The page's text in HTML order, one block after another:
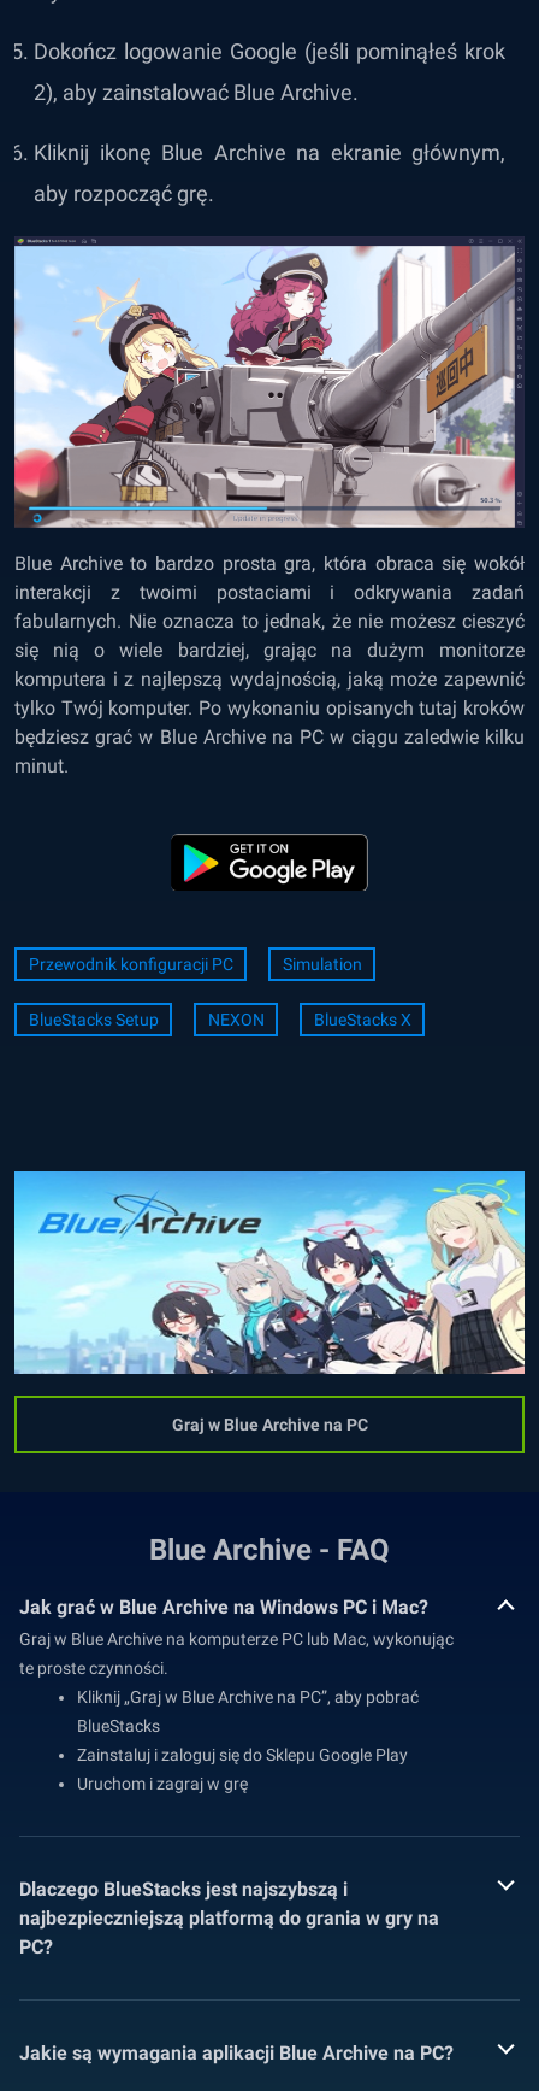
Dokończ logowanie Google (jeśli pominąłeś krok
2), aby zainstalować Blue Archive.
Kliknij ikonę Blue Archive na ekranie głównym,
aby rozpocząć grę.
Blue Archive to bardzo prosta gra, która obraca się wokół
interakcji z twoimi postaciami i odkrywania zadań
fabularnych. Nie oznacza to jednak, że nie możesz cieszyć
się nią o wiele bardziej, grając na dużym monitorze
komputera i z najlepszą wydajnością, jaką może zapewnić
tylko Twój komputer. Po wykonaniu opisanych tutaj kroków
będziesz grać w Blue Archive na PC w ciągu zaledwie kilku
minut.
Przewodnik konfiguracji PC Simulation
BlueStacks Setup NEXON BlueStacks X
Graj w Blue Archive na PC
Blue Archive - FAQ
Jak grać w Blue Archive na Windows PC i Mac?
Graj w Blue Archive na komputerze PC lub Mac, wykonując
te proste czynności.
Kliknij „Graj w Blue Archive na PC”, aby pobrać
BlueStacks
Zainstaluj i zaloguj się do Sklepu Google Play
Uruchom i zagraj w grę
Dlaczego BlueStacks jest najszybszą i
najbezpieczniejszą platformą do grania w gry na
PC?
Jakie są wymagania aplikacji Blue Archive na PC?